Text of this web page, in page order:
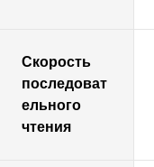
Скорость
последоват
ельного
чтения